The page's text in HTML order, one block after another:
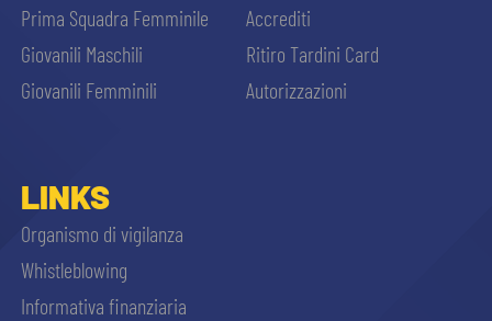
Prima Squadra Femminile
Giovanili Maschili
Giovanili Femminili
Accrediti
Ritiro Tardini Card
Autorizzazioni
LINKS
Organismo di vigilanza
Whistleblowing
Informativa finanziaria